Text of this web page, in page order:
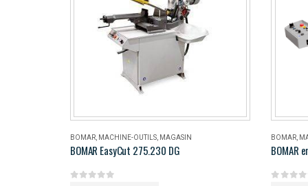
BOMAR, MACHINE-OUTILS, MAGASIN
BOMAR EasyCut 275.230 DG
BOMAR,
BOMAR